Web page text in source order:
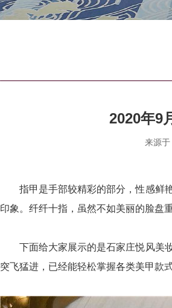
2020年9
来源
指甲是手部较精彩的部分，性感鲜艳
印象。纤纤十指，虽然不如美丽的脸盘
下面给大家展示的是石家庄悦风美妆
突飞猛进，已经能轻松掌握各类美甲款